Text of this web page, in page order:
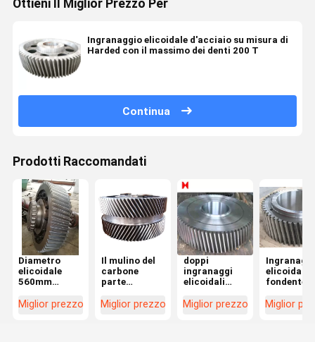
Ottieni Il Miglior Prezzo Per
Ingranaggio elicoidale d'acciaio su misura di
Harded con il massimo dei denti 200 T
Continua
Prodotti Raccomandati
Diametro
elicoidale
560mm
dell'acciaio
Miglior prezzo
Il mulino del
carbone
parte
elicoidale
Miglior prezzo
doppi
ingranaggi
elicoidali
elicoidale
Miglior prezzo
elicoidale
fondente
carbonio
Miglior